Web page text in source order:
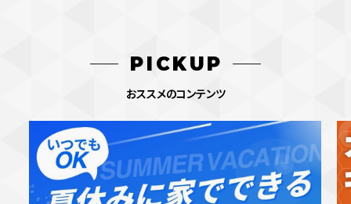
PICKUP
おススメのコンテンツ